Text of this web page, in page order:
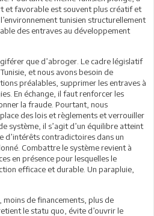
et favorable est souvent plus créatif et
tunisien structurellement
des entraves au développement
que d’abroger. Le cadre législatif
et nous avons besoin de
préalables, supprimer les entraves à
En échange, il faut renforcer les
la fraude. Pourtant, nous
des lois et règlements et verrouiller
système, il s’agit d’un équilibre atteint
d’intérêts contradictoires dans un
Combattre le système revient à
en présence pour lesquelles le
efficace et durable. Un parapluie,
de financements, plus de
le statu quo, évite d’ouvrir le